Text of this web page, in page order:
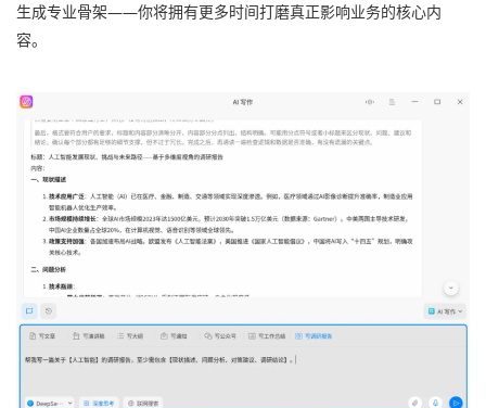
生成专业骨架——你将拥有更多时间打磨真正影响业务的核心内
容。